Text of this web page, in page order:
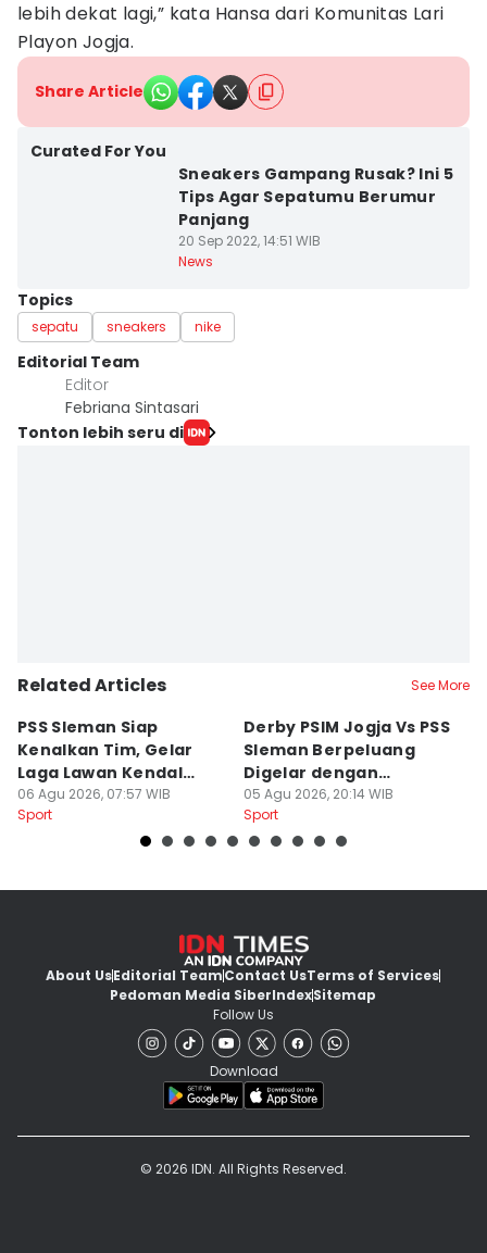
lebih dekat lagi,” kata Hansa dari Komunitas Lari
Playon Jogja.
Share Article
Curated For You
Sneakers Gampang Rusak? Ini 5
Tips Agar Sepatumu Berumur
Panjang
20 Sep 2022, 14:51 WIB
News
Topics
sepatu sneakers nike
Editorial Team
Editor
Febriana Sintasari
Tonton lebih seru di
Related Articles See More
PSS Sleman Siap
Kenalkan Tim, Gelar
Laga Lawan Kendal
Tornado FC
06 Agu 2026, 07:57 WIB
Sport
Derby PSIM Jogja Vs PSS
Sleman Berpeluang
Digelar dengan
Penonton
05 Agu 2026, 20:14 WIB
Sport
About UsEditorial TeamContact UsTerms of Services
Pedoman Media SiberIndexSitemap
Follow Us
Download
© 2026 IDN. All Rights Reserved.